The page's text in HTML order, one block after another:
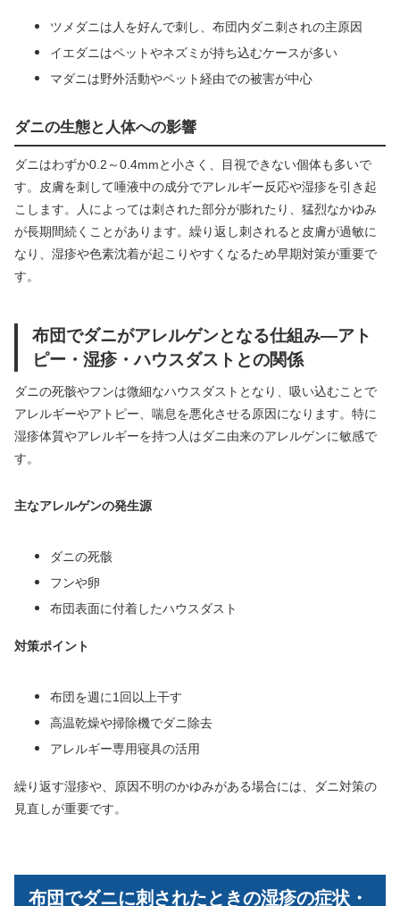
ツメダニは人を好んで刺し、布団内ダニ刺されの主原因
イエダニはペットやネズミが持ち込むケースが多い
マダニは野外活動やペット経由での被害が中心
ダニの生態と人体への影響
ダニはわずか0.2～0.4mmと小さく、目視できない個体も多いで
す。皮膚を刺して唾液中の成分でアレルギー反応や湿疹を引き起
こします。人によっては刺された部分が膨れたり、猛烈なかゆみ
が長期間続くことがあります。繰り返し刺されると皮膚が過敏に
なり、湿疹や色素沈着が起こりやすくなるため早期対策が重要で
す。
布団でダニがアレルゲンとなる仕組み―アト
ピー・湿疹・ハウスダストとの関係
ダニの死骸やフンは微細なハウスダストとなり、吸い込むことで
アレルギーやアトピー、喘息を悪化させる原因になります。特に
湿疹体質やアレルギーを持つ人はダニ由来のアレルゲンに敏感で
す。
主なアレルゲンの発生源
ダニの死骸
フンや卵
布団表面に付着したハウスダスト
対策ポイント
布団を週に1回以上干す
高温乾燥や掃除機でダニ除去
アレルギー専用寝具の活用
繰り返す湿疹や、原因不明のかゆみがある場合には、ダニ対策の
見直しが重要です。
布団でダニに刺されたときの湿疹の症状・